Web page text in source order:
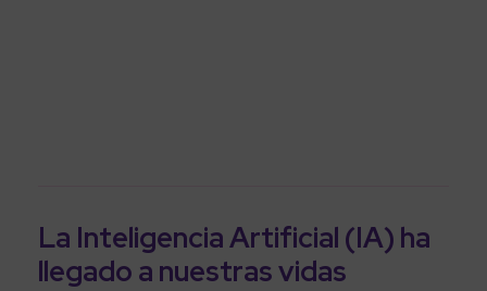
La Inteligencia Artificial (IA) ha
llegado a nuestras vidas